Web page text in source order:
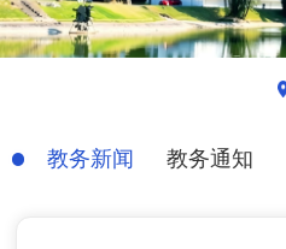
教务新闻 教务通知